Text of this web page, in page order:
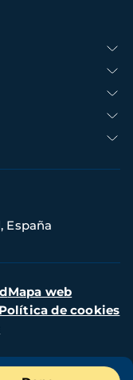
España
Mapa web
Política de cookies